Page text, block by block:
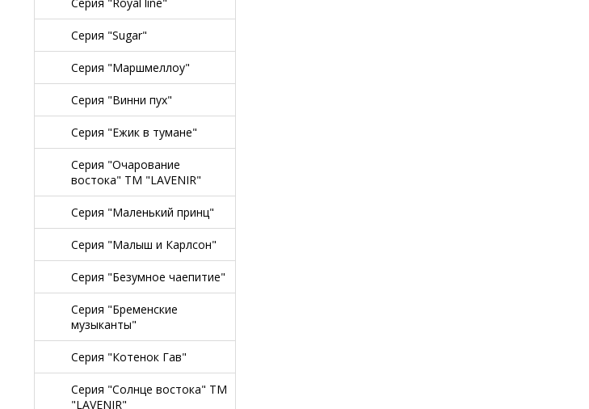
Серия "Sugar"
Серия "Маршмеллоу"
Серия "Винни пух"
Серия "Ежик в тумане"
Серия "Очарование
востока" TM "LAVENIR"
Серия "Маленький принц"
Серия "Малыш и Карлсон"
Серия "Безумное чаепитие"
Серия "Бременские
музыканты"
Серия "Котенок Гав"
Серия "Солнце востока" TM
"LAVENIR"